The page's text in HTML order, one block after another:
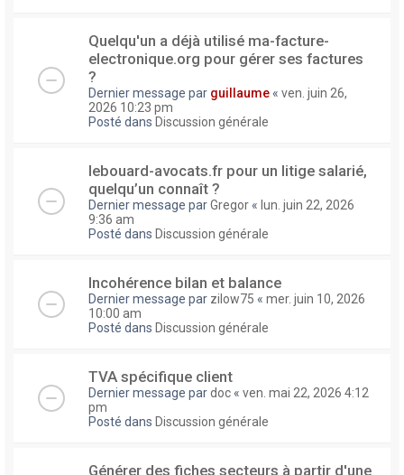
Quelqu'un a déjà utilisé ma-facture-
electronique.org pour gérer ses factures
?
Dernier message par guillaume « ven. juin 26,
2026 10:23 pm
Posté dans Discussion générale
lebouard-avocats.fr pour un litige salarié,
quelqu’un connaît ?
Dernier message parGregor « lun. juin 22, 2026
9:36 am
Posté dans Discussion générale
Incohérence bilan et balance
Dernier message par zilow75 « mer. juin 10, 2026
10:00 am
Posté dans Discussion générale
TVA spécifique client
Dernier message pardoc « ven. mai 22, 2026 4:12
pm
Posté dans Discussion générale
Générer des fiches secteurs à partir d'une